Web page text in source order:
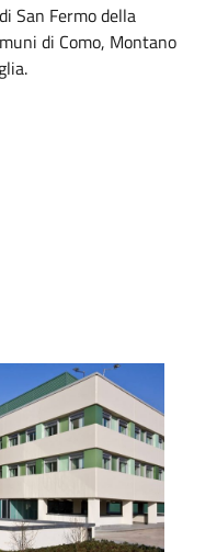
San Fermo della
di Como, Montano